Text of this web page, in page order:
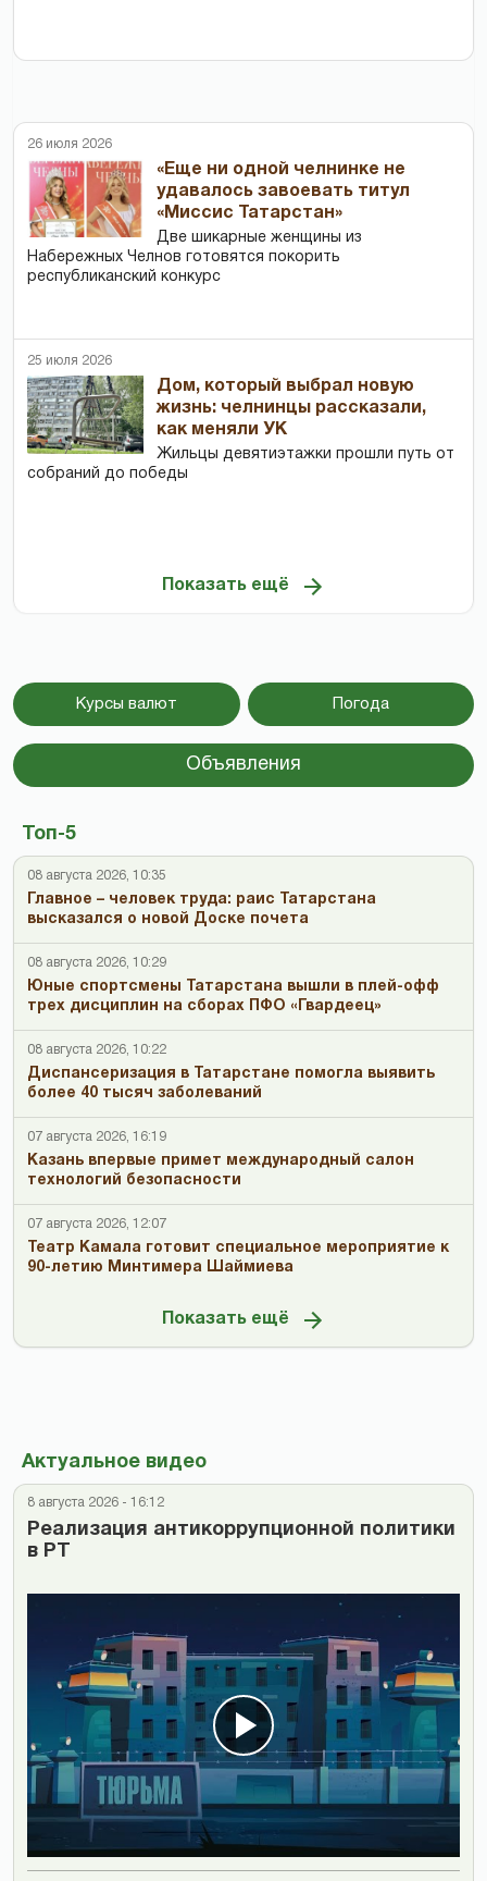
26 июля 2026
«Еще ни одной челнинке не
удавалось завоевать титул
«Миссис Татарстан»
Две шикарные женщины из
Набережных Челнов готовятся покорить
республиканский конкурс
25 июля 2026
Дом, который выбрал новую
жизнь: челнинцы рассказали,
как меняли УК
Жильцы девятиэтажки прошли путь от
собраний до победы
Показать ещё
Курсы валют Погода
Объявления
Топ-5
08 августа 2026, 10:35
Главное – человек труда: раис Татарстана
высказался о новой Доске почета
08 августа 2026, 10:29
Юные спортсмены Татарстана вышли в плей-офф
трех дисциплин на сборах ПФО «Гвардеец»
08 августа 2026, 10:22
Диспансеризация в Татарстане помогла выявить
более 40 тысяч заболеваний
07 августа 2026, 16:19
Казань впервые примет международный салон
технологий безопасности
07 августа 2026, 12:07
Театр Камала готовит специальное мероприятие к
90-летию Минтимера Шаймиева
Показать ещё
Актуальное видео
8 августа 2026 - 16:12
Реализация антикоррупционной политики
в РТ